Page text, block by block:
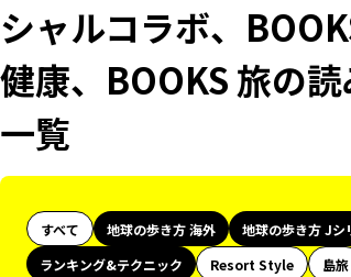
シャルコラボ、
健康、BOOKS 旅の
一覧
すべて 地球の歩き方 海外 地球の歩き方 Jシ
ランキング&テクニック
Resort Style 島旅